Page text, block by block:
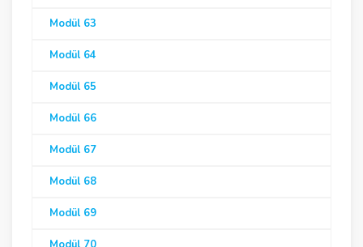
Modül 63
Modül 64
Modül 65
Modül 66
Modül 67
Modül 68
Modül 69